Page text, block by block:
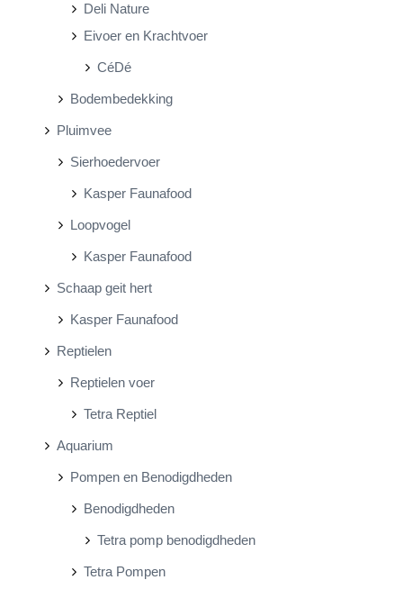
Deli Nature
Eivoer en Krachtvoer
CéDé
Bodembedekking
Pluimvee
Sierhoedervoer
Kasper Faunafood
Loopvogel
Kasper Faunafood
Schaap geit hert
Kasper Faunafood
Reptielen
Reptielen voer
Tetra Reptiel
Aquarium
Pompen en Benodigdheden
Benodigdheden
Tetra pomp benodigdheden
Tetra Pompen